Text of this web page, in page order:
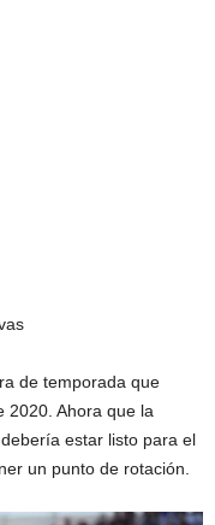
de temporada que
2020. Ahora que la
estar listo para el
un punto de rotación.